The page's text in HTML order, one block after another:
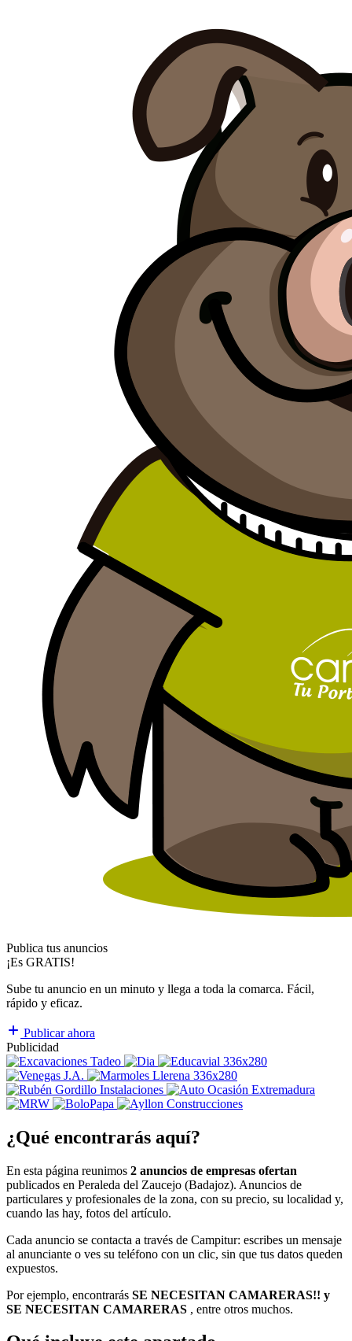
Publica tus anuncios
¡Es GRATIS!
Sube tu anuncio en un minuto y llega a toda la comarca. Fácil,
rápido y eficaz.
Publicar ahora
Publicidad
¿Qué encontrarás aquí?
En esta página reunimos 2 anuncios de empresas ofertan
publicados en Peraleda del Zaucejo (Badajoz). Anuncios de
particulares y profesionales de la zona, con su precio, su localidad y,
cuando las hay, fotos del artículo.
Cada anuncio se contacta a través de Campitur: escribes un mensaje
al anunciante o ves su teléfono con un clic, sin que tus datos queden
expuestos.
Por ejemplo, encontrarás SE NECESITAN CAMARERAS!! y
SE NECESITAN CAMARERAS , entre otros muchos.